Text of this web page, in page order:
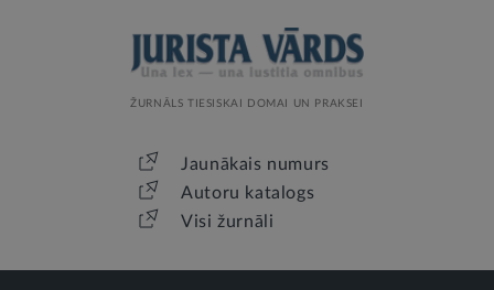
ŽURNĀLS TIESISKAI DOMAI UN PRAKSEI
Jaunākais numurs
Autoru katalogs
Visi žurnāli